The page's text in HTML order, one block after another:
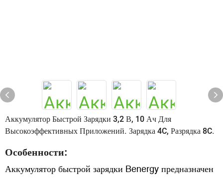
Аккумулятор Быстрой Зарядки 3,2 В, 10 Ач Для
Высокоэффективных Приложений. Зарядка 4C, Разрядка 8C.
Особенности:
Аккумулятор быстрой зарядки Benergy предназначен